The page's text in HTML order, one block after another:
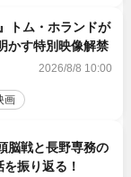
トム・ホランドが
かす特別映像解禁
2026/8/8 10:00
画
脳戦と長野専務の
振り返る！